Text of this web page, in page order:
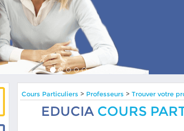
Cours Particuliers > Professeurs >Trouver votre
EDUCIA COURS